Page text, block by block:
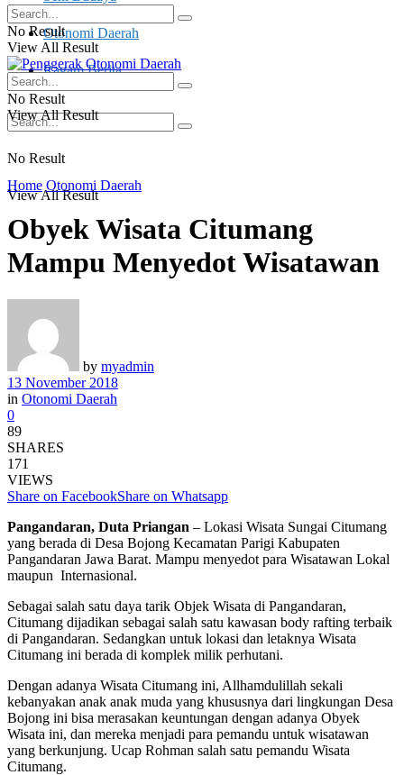
Otonomi Daerah
Ragam Berita
No Result
View All Result
No Result
View All Result
No Result
View All Result
Home Otonomi Daerah
Obyek Wisata Citumang
Mampu Menyedot Wisatawan
by myadmin
13 November 2018
in Otonomi Daerah
0
89
SHARES
171
VIEWS
Share on FacebookShare on Whatsapp
Pangandaran, Duta Priangan – Lokasi Wisata Sungai Citumang
yang berada di Desa Bojong Kecamatan Parigi Kabupaten
Pangandaran Jawa Barat. Mampu menyedot para Wisatawan Lokal
maupun Internasional.
Sebagai salah satu daya tarik Objek Wisata di Pangandaran,
Citumang dijadikan sebagai salah satu kawasan body rafting terbaik
di Pangandaran. Sedangkan untuk lokasi dan letaknya Wisata
Citumang ini berada di komplek milik perhutani.
Dengan adanya Wisata Citumang ini, Allhamdulillah sekali
kebanyakan anak anak muda yang khususnya dari lingkungan Desa
Bojong ini bisa merasakan keuntungan dengan adanya Obyek
Wisata ini, dan mereka menjadi para pemandu untuk wisatawan
yang berkunjung. Ucap Rohman salah satu pemandu Wisata
Citumang.